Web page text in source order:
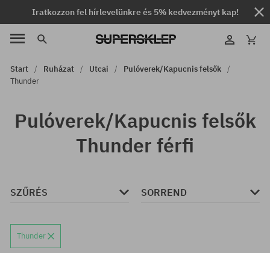
Iratkozzon fel hírlevelünkre és 5% kedvezményt kap!
Start Ruházat Utcai
Pulóverek/Kapucnis felsők
Thunder
Pulóverek/Kapucnis felsők
Thunder férfi
SZŰRÉS SORREND
Thunder